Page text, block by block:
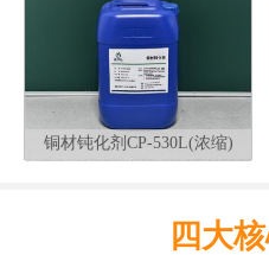
铜材钝化剂CP-530L(浓缩)
四大